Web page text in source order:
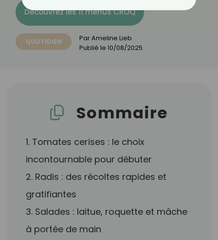
Découvrez les 11 menus CROQ
QUOTIDIEN ParAmeline Lieb
Publié le 10/08/2025
Sommaire
1. Tomates cerises : le choix
incontournable pour débuter
2. Radis : des récoltes rapides et
gratifiantes
3. Salades : laitue, roquette et mâche
à portée de main